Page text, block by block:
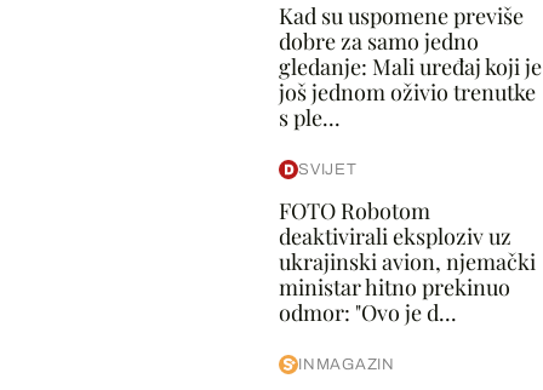
Kad su uspomene previše
dobre za samo jedno
gledanje: Mali uređaj koji je
još jednom oživio trenutke
s ple...
SVIJET
FOTO Robotom
deaktivirali eksploziv uz
ukrajinski avion, njemački
ministar hitno prekinuo
odmor: "Ovo je d...
INMAGAZIN